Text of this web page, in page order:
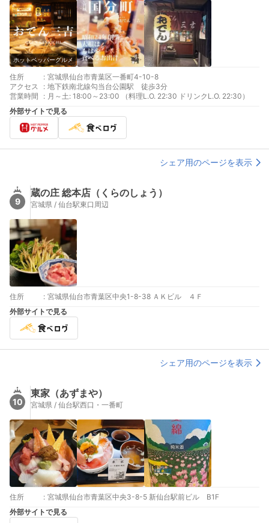
ホットペッパーグルメ
住所 : 宮城県仙台市青葉区一番町4-10-8
アクセス
: 地下鉄南北線勾当台公園駅 徒歩3分
営業時間
: 月～土: 18:00～23:00 （料理L.O. 22:30 ドリンクL.O. 22:30）
外部サイトで見る
シェア用のページを表示
9
蔵の庄 総本店（くらのしょう）
宮城県 / 仙台駅東口周辺
住所 : 宮城県仙台市青葉区中央1-8-38 ＡＫビル ４Ｆ
外部サイトで見る
シェア用のページを表示
10
東家（あずまや）
宮城県 / 仙台駅西口・一番町
住所 : 宮城県仙台市青葉区中央3-8-5 新仙台駅前ビル B1F
外部サイトで見る